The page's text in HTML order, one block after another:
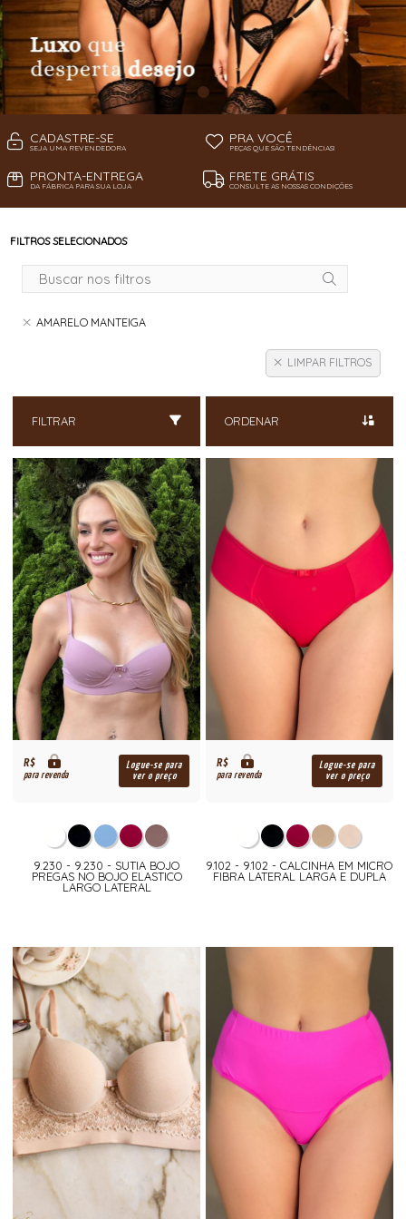
CADASTRE-SE
SEJA UMA REVENDEDORA
PRA VOCÊ
PEÇAS QUE SÃO TENDÊNCIAS!
PRONTA-ENTREGA
DA FÁBRICA PARA SUA LOJA
FRETE GRÁTIS
CONSULTE AS NOSSAS CONDIÇÕES
FILTROS SELECIONADOS
AMARELO MANTEIGA
LIMPAR FILTROS
FILTRAR ORDENAR
R$
para revenda
Logue-se para
ver o preço
9.230 - 9.230 - SUTIA BOJO
PREGAS NO BOJO ELASTICO
LARGO LATERAL
R$
para revenda
Logue-se para
ver o preço
9.102 - 9.102 - CALCINHA EM MICRO
FIBRA LATERAL LARGA E DUPLA